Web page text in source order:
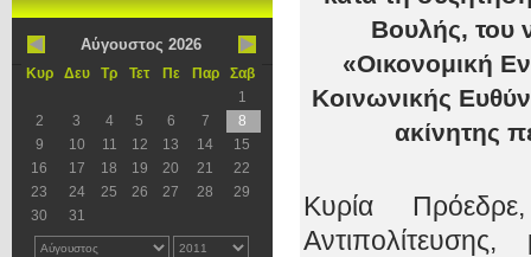
Αύγουστος 2026
Κυρ Δευ Τρ Τετ Πε Παρ
Σαβ
1
2
3 4 5 6 7
8
9
10 11 12 13 14
15
16
17 18 19 20 21
22
23
24 25 26 27 28
29
30
31
Βουλής, του
«Οικονομική
Κοινωνικής
ακίνητης
Κυρία